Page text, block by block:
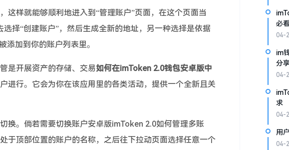
这样就能够顺利地进入到“管理账户”页面，在这个页面当
择“创建账户”，然后生成全新的地址，另一种选择是依据
添加到你的账户列表里。
是开展资产的存储、交易如何在imToken 2.0钱包安卓版中
进行。它会为你在该应用里的各类活动，提供一个全新且关
换。倘若需要切换账户安卓版imToken 2.0如何管理多账
于顶部位置的账户的名称，之后往下拉动页面选择任意一个
必
04-
im
分享
04-
求
04-
用
04-